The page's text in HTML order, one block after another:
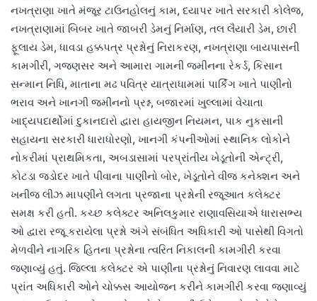
નખત્રાણા ખાતે મંજૂર ટાઉનહોલનું કામ, દયાપર ખાતે સરકારી કોલેજ,
નખત્રાણામાં બિબર ખાતે જાબરી ડેમનું નિર્માણ, તલ લૈયારી ડેમ, છારી
ફૂલાય ડેમ, ધાવડા હક્કપત્ર પ્રશ્નોનું નિરાકરણ, નખત્રાણા બાયપાસની
કામગીરી, ગજણસર અને આમારા ગામની જમીનના રેકર્ડ, કિસાન
સન્માન નિધિ, માતાના મઢ પવિત્ર યાત્રાધામમાં પાર્કિંગ ખાતે પાણીનો
ભરાવ અને ખાનગી જમીનનો પ્રશ્ન, બજારમાં ખુલ્લામાં વેચાતા
ખાદ્યપદાર્થોમાં દુકાનદારો દ્વારા હાયજીન નિયમન, પાક નુકસાની
સહાયના સરકારી ધારાધોરણો, ખાનગી કંપનીઓમાં સ્થાનિક લોકોને
નોકરીમાં પ્રાથમિકતા, અબડાસામાં પરપ્રાંતીય ખેડૂતોની એન્ટ્રી,
કોટડા જડોદર ખાતે પીવાના પાણીનો બોર, ખેડૂતોને વીજ કનેક્શન અને
ખનીજ લીઝ માપણીને લગતા પ્રજાના પ્રશ્નોની રજૂઆત કલેક્ટર
સમક્ષ કરી હતી. કચ્છ કલેક્ટર અનિલકુમાર રાણાવસિયાએ ધારાસભ્ય
ઓ દ્વારા રજૂ કરાયેલા પ્રશ્નો અંગે સંબંધિત અધિકારી ઓ પાસેથી વિગતો
મેળવીને નાગરિક હિતના પ્રશ્નોના ત્વરિત નિકાલની કામગીરી કરવા
જણાવ્યું હતું. જિલ્લા કલેક્ટર એ પાણીના પ્રશ્નોનું નિવારણ લાવવા માટે
પ્રાંત અધિકારી ઓને ચોક્કસ આયોજન કરીને કામગીરી કરવા જણાવ્યું